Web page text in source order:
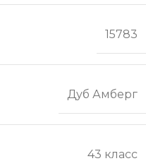
15783
Дуб Амберг
43 класс